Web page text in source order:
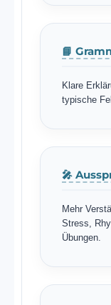
📘
Klare
typische
🎤
Mehr
Stress,
Übungen.